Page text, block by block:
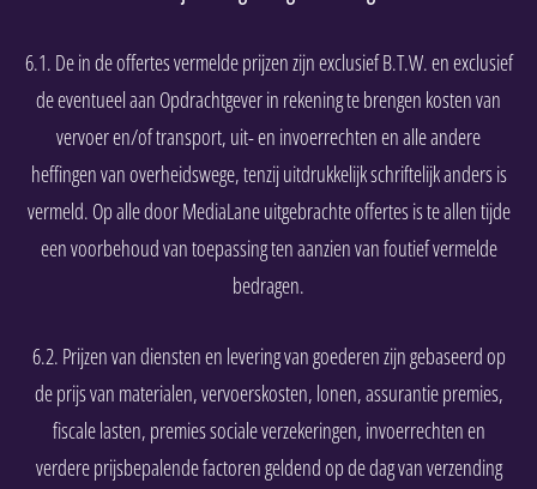
6.1. De in de offertes vermelde prijzen zijn exclusief B.T.W. en exclusief
de eventueel aan Opdrachtgever in rekening te brengen kosten van
vervoer en/of transport, uit- en invoerrechten en alle andere
heffingen van overheidswege, tenzij uitdrukkelijk schriftelijk anders is
vermeld. Op alle door MediaLane uitgebrachte offertes is te allen tijde
een voorbehoud van toepassing ten aanzien van foutief vermelde
bedragen.
6.2. Prijzen van diensten en levering van goederen zijn gebaseerd op
de prijs van materialen, vervoerskosten, lonen, assurantie premies,
fiscale lasten, premies sociale verzekeringen, invoerrechten en
verdere prijsbepalende factoren geldend op de dag van verzending